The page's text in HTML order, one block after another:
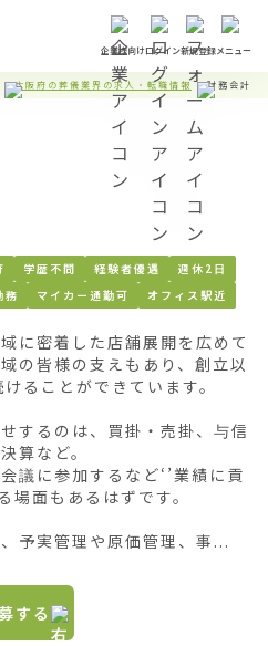
企業様向けログイン新規登録メニュー
大阪府の葬儀業界の求人・転職情報 財務会計
学歴不問 経験者優遇
週休2日
務 マイカー通勤可 オフィス駅近
に密着した店舗展開を広めて
の皆様の支えもあり、創立以
ることができています。
するのは、買掛・売掛、与信
算など。
議に参加するなど‘’業績に貢
場面もあるはずです。
予実管理や原価管理、事...
する